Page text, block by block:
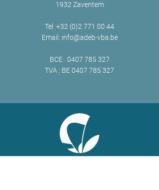
1932 Zaventem
Tel: +32 (0)2 771 00 44
Email: info@adeb-vba.be
BCE : 0407 785 327
TVA : BE0407 785 327